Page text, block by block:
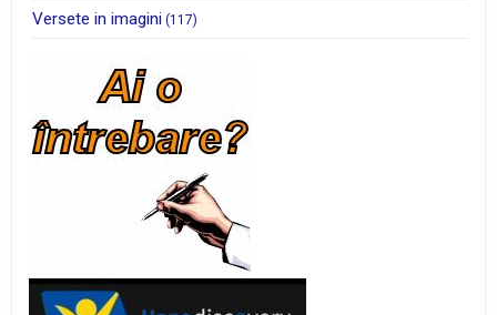
Versete in imagini (117)